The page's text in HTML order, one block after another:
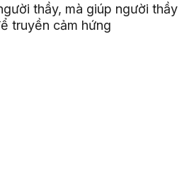
thầy, mà giúp người thầy
truyền cảm hứng